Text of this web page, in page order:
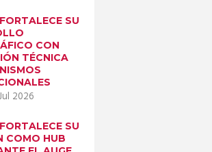
SU
CON
TÉCNICA
2026
SU
COMO HUB